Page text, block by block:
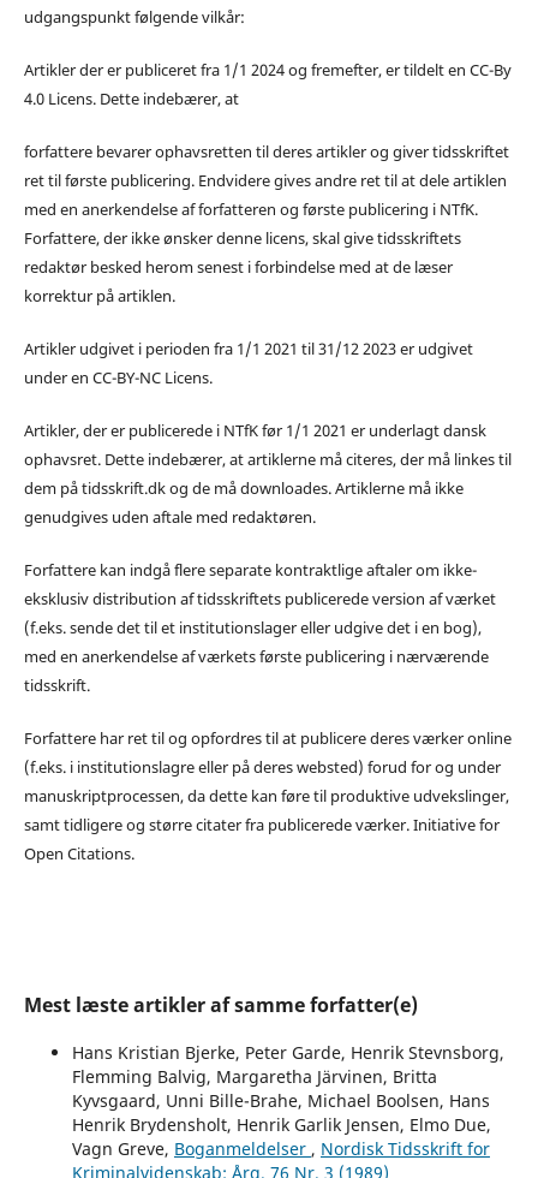
udgangspunkt følgende vilkår:
Artikler der er publiceret fra 1/1 2024 og fremefter, er tildelt en CC-By
4.0 Licens. Dette indebærer, at
forfattere bevarer ophavsretten til deres artikler og giver tidsskriftet
ret til første publicering. Endvidere gives andre ret til at dele artiklen
med en anerkendelse af forfatteren og første publicering i NTfK.
Forfattere, der ikke ønsker denne licens, skal give tidsskriftets
redaktør besked herom senest i forbindelse med at de læser
korrektur på artiklen.
Artikler udgivet i perioden fra 1/1 2021 til 31/12 2023 er udgivet
under en CC-BY-NC Licens.
Artikler, der er publicerede i NTfK før 1/1 2021 er underlagt dansk
ophavsret. Dette indebærer, at artiklerne må citeres, der må linkes til
dem på tidsskrift.dk og de må downloades. Artiklerne må ikke
genudgives uden aftale med redaktøren.
Forfattere kan indgå flere separate kontraktlige aftaler om ikke-
eksklusiv distribution af tidsskriftets publicerede version af værket
(f.eks. sende det til et institutionslager eller udgive det i en bog),
med en anerkendelse af værkets første publicering i nærværende
tidsskrift.
Forfattere har ret til og opfordres til at publicere deres værker online
(f.eks. i institutionslagre eller på deres websted) forud for og under
manuskriptprocessen, da dette kan føre til produktive udvekslinger,
samt tidligere og større citater fra publicerede værker. Initiative for
Open Citations.
Mest læste artikler af samme forfatter(e)
Hans Kristian Bjerke, Peter Garde, Henrik Stevnsborg,
Flemming Balvig, Margaretha Järvinen, Britta
Kyvsgaard, Unni Bille-Brahe, Michael Boolsen, Hans
Henrik Brydensholt, Henrik Garlik Jensen, Elmo Due,
Vagn Greve, Boganmeldelser , Nordisk Tidsskrift for
Kriminalvidenskab: Årg. 76 Nr. 3 (1989)